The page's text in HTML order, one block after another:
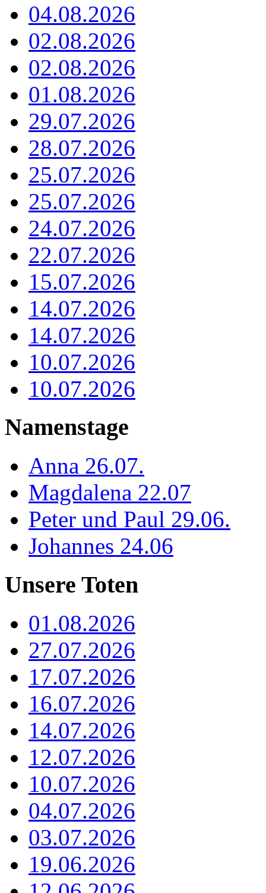
04.08.2026
02.08.2026
02.08.2026
01.08.2026
29.07.2026
28.07.2026
25.07.2026
25.07.2026
24.07.2026
22.07.2026
15.07.2026
14.07.2026
14.07.2026
10.07.2026
10.07.2026
Namenstage
Anna 26.07.
Magdalena 22.07
Peter und Paul 29.06.
Johannes 24.06
Unsere Toten
01.08.2026
27.07.2026
17.07.2026
16.07.2026
14.07.2026
12.07.2026
10.07.2026
04.07.2026
03.07.2026
19.06.2026